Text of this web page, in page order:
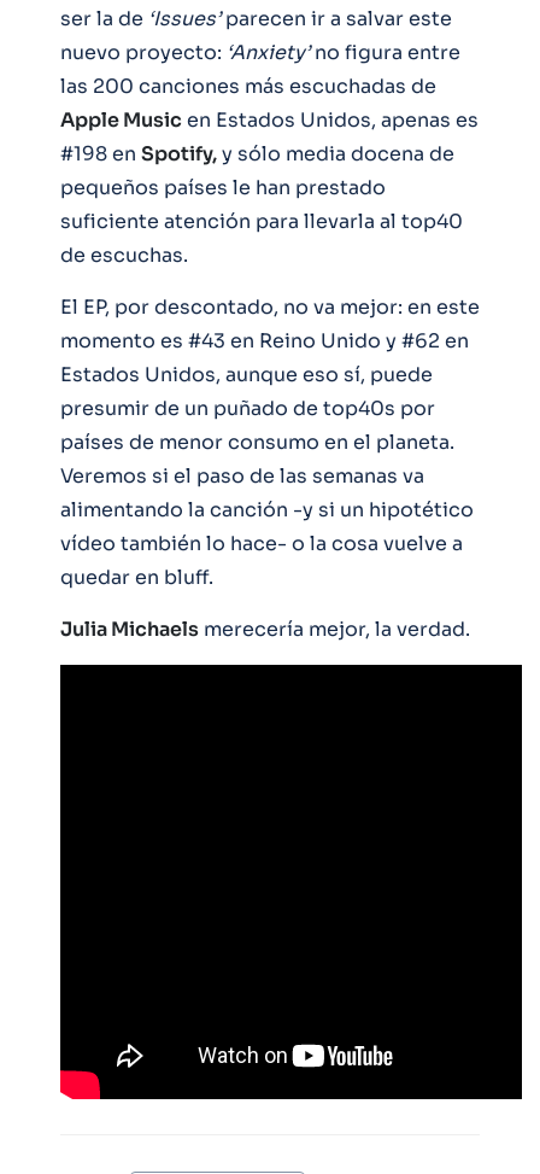
ser la de ‘Issues’parecen ir a salvar este
nuevo proyecto: ‘Anxiety’no figura entre
las 200 canciones más escuchadas de
Apple Music en Estados Unidos, apenas es
#198 en Spotify,y sólo media docena de
pequeños países le han prestado
suficiente atención para llevarla al top40
de escuchas.
El EP, por descontado, no va mejor: en este
momento es #43 en Reino Unido y #62 en
Estados Unidos, aunque eso sí, puede
presumir de un puñado de top40s por
países de menor consumo en el planeta.
Veremos si el paso de las semanas va
alimentando la canción -y si un hipotético
vídeo también lo hace- o la cosa vuelve a
quedar en bluff.
Julia Michaels merecería mejor, la verdad.